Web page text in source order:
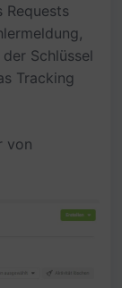
Requests
Schlüssel
Tracking
von